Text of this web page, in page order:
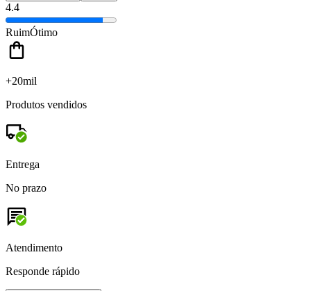
4.4
RuimÓtimo
+20mil
Produtos vendidos
Entrega
No prazo
Atendimento
Responde rápido